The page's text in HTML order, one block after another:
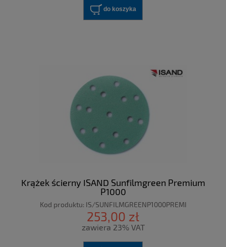
do koszyka
Krążek ścierny ISAND Sunfilmgreen Premium
P1000
Kod produktu: IS/SUNFILMGREENP1000PREMI
253,00 zł
zawiera 23% VAT